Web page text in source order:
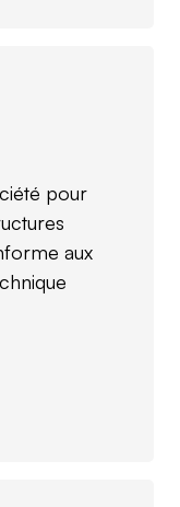
pour
aux